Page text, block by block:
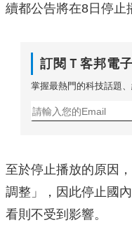
續都公告將在8日停止
訂閱Ｔ客邦電
掌握最熱門的科技話題
至於停止播放的原因
調整」，因此停止國
看則不受到影響。